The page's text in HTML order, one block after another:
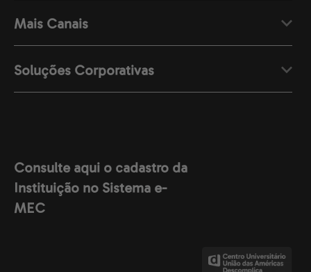
Mais Canais
Soluções Corporativas
Consulte aqui o cadastro da
Instituição no Sistema e-
MEC